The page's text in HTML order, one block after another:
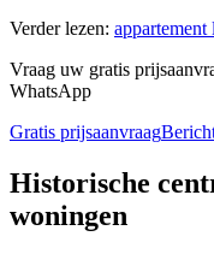
Verder lezen: appartement
Vraag uw gratis
WhatsApp
Gratis prijsaanvraag
Historische
woningen